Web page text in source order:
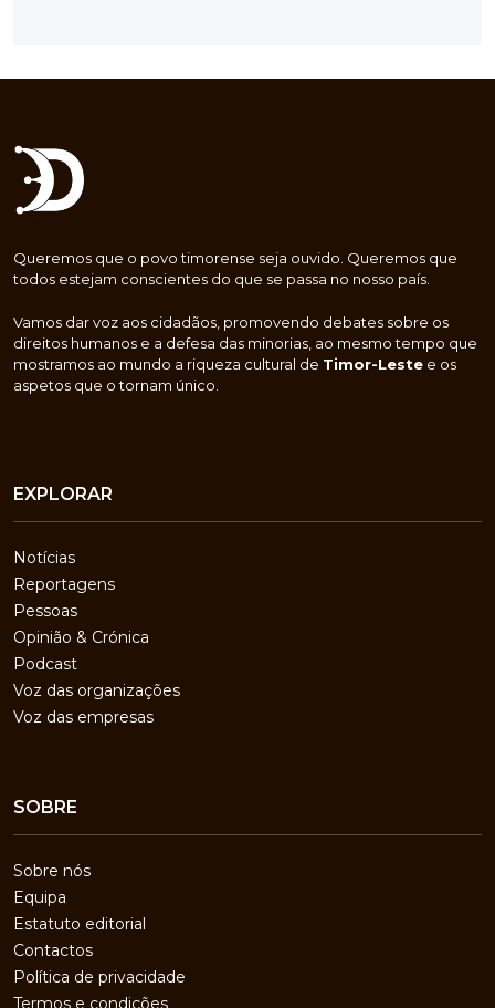
Queremos que o povo timorense seja ouvido. Queremos que
todos estejam conscientes do que se passa no nosso país.
Vamos dar voz aos cidadãos, promovendo debates sobre os
direitos humanos e a defesa das minorias, ao mesmo tempo que
mostramos ao mundo a riqueza cultural de Timor-Leste e os
aspetos que o tornam único.
EXPLORAR
Notícias
Reportagens
Pessoas
Opinião & Crónica
Podcast
Voz das organizações
Voz das empresas
SOBRE
Sobre nós
Equipa
Estatuto editorial
Contactos
Política de privacidade
Termos e condições